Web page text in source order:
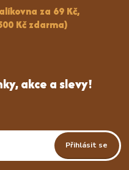
za 69 Kč,
Kč zdarma)
akce a slevy!
Přihlásit se